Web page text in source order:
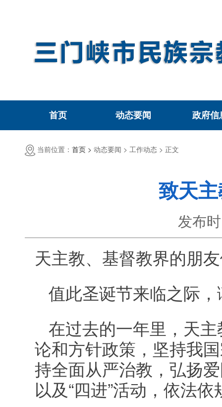
首页 动态要闻 政府信
当前位置： 首页 > 动态要闻 > 工作动态 > 正文
致天
发布
天主教、基督教界的朋
值此圣诞节来临之际
在过去的一年里，天
论和方针政策，坚持我
持全面从严治教，弘扬
以及“四进”活动，依法